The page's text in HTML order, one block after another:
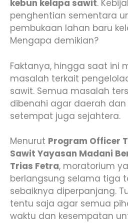
kebun kelapa sawit.
penghentian sementara
pembukaan lahan baru
Mengapa demikian?
Faktanya, hingga saat ini
masalah terkait
sawit. Semua masalah
dibenahi agar daerah
setempat juga sejahtera.
Menurut Program Officer
Sawit Yayasan Madani
Trias Fetra, moratorium
berlangsung selama tiga
sebaiknya diperpanjang.
tentu saja agar semua
waktu dan kesempatan